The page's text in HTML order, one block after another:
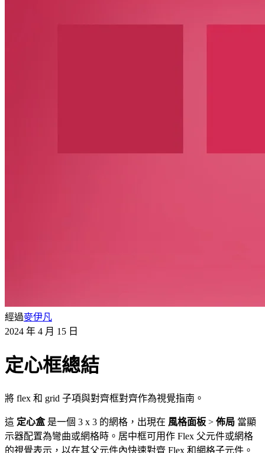
經過麥伊凡
2024 年 4 月 15 日
定心框總結
將 flex 和 grid 子項與對齊框對齊作為視覺指南。
這 定心盒是一個 3 x 3 的網格，出現在 風格面板 > 佈局 當顯
示器配置為彎曲或網格時。居中框可用作 Flex 父元件或網格
的視覺表示，以在其父元件內快速對齊 Flex 和網格子元件。